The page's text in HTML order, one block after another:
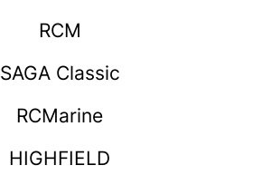
RCM
SAGA Classic
RCMarine
HIGHFIELD